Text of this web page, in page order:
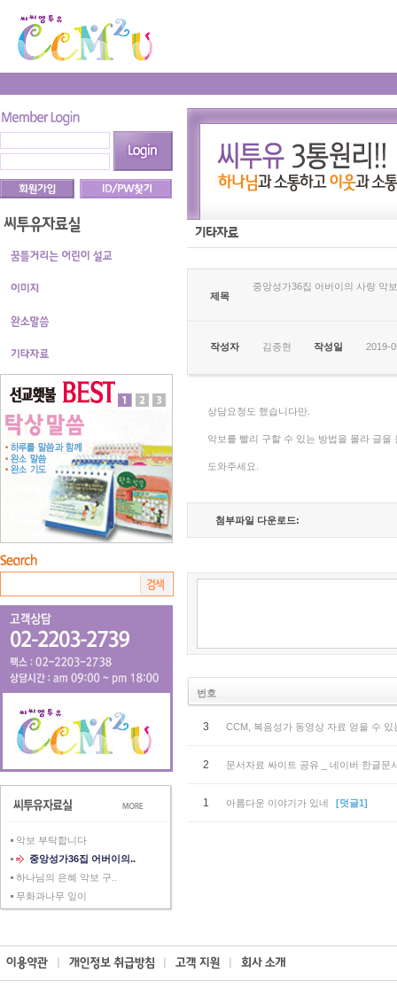
악보 부탁합니다
중앙성가36집 어버이의..
하나님의 은혜 악보 구..
무화과나무 잎이
제목
중앙성가36집 어버이의 사랑 악
작성자 김종현 작성일 2019-
상담요청도 했습니다만.
악보를 빨리 구할 수 있는 방법을 몰라 글을
도와주세요.
첨부파일 다운로드:
번호
3 CCM, 복음성가 동영상 자료 얻을 수 있
2 문서자료 싸이트 공유 _ 네이버 한글문
1 아름다운 이야기가 있네 [덧글1]